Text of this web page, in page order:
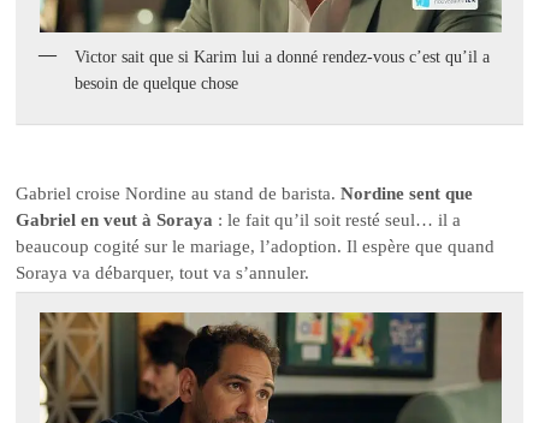
Victor sait que si Karim lui a donné rendez-vous c’est qu’il a
besoin de quelque chose
Gabriel croise Nordine au stand de barista.Nordine sent que
Gabriel en veut à Soraya : le fait qu’il soit resté seul… il a
beaucoup cogité sur le mariage, l’adoption. Il espère que quand
Soraya va débarquer, tout va s’annuler.